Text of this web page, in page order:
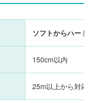
ソフトからハードま
150cm以内
25m以上から対応可能